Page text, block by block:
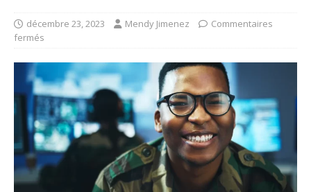
décembre 23, 2023 Mendy Jimenez
Commentaires
fermés